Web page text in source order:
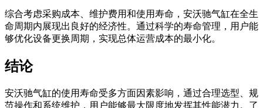
综合考虑采购成本、维护费用和使用寿命，安沃驰气缸在全生
命周期内展现出良好的经济性。通过科学的寿命管理，用户能
够优化设备更换周期，实现总体运营成本的最小化。
结论
安沃驰气缸的使用寿命受多方面因素影响，通过合理选型、规
范操作和系统维护，用户能够最大限度地发挥其性能潜力。了